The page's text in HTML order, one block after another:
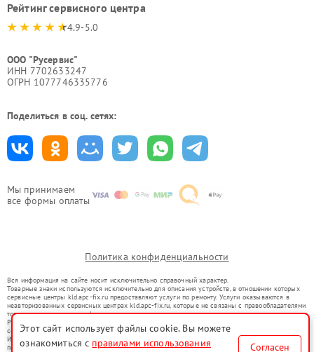
Мы принимаем
все формы оплаты
Рейтинг сервисного центра
4.9-5.0
ООО "Русервис"
ИНН 7702633247
ОГРН 1077746335776
Поделиться в соц. сетях:
Политика конфиденциальности
Вся информация на сайте носит исключительно справочный характер.
Товарные знаки используются исключительно для описания устройств, в отношении которых
сервисные центры kld.apc-fix.ru предоставляют услуги по ремонту. Услуги оказываются в
неавторизованных сервисных центрах kld.apc-fix.ru, которые не связаны с правообладателями
товарных знаков или их официальными представителями.
Ремонт осуществляется для устройств, уже введенных в гражданский оборот в соответствии
со статьей 1487 ГК РФ.
Использование товарных знаков не преследует цели индивидуализации услуг или введения
потребителей в заблуждение, а служит для информирования о предоставляемых услугах по
Этот сайт использует файлы cookie. Вы можете
ознакомиться с правилами использования
Согласен